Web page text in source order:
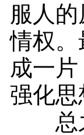
服人
情权
成一
强化
总之